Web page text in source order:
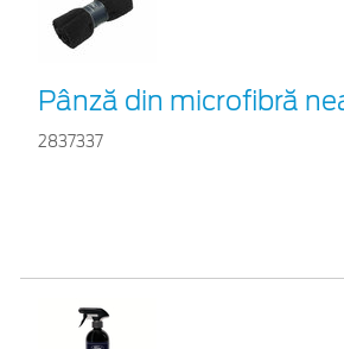
Pânză din microfibră
2837337